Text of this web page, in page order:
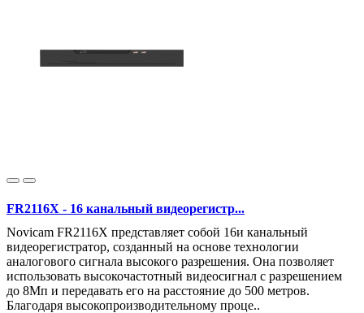
FR2116X - 16 канальный видеорегистр...
Novicam FR2116X представляет собой 16и канальный
видеорегистратор, созданный на основе технологии
аналогового сигнала высокого разрешения. Она позволяет
использовать высокочастотный видеосигнал с разрешением
до 8Мп и передавать его на расстояние до 500 метров.
Благодаря высокопроизводительному проце..